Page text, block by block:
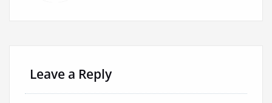
Leave a Reply